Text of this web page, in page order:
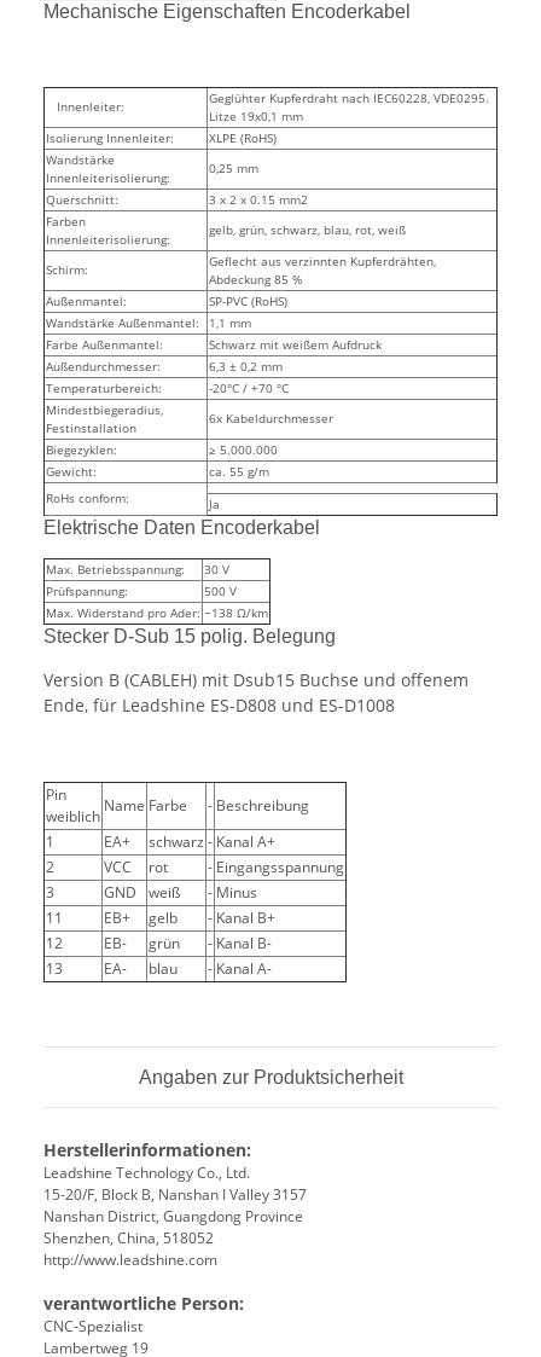
Mechanische Eigenschaften Encoderkabel
Innenleiter:
Geglühter Kupferdraht nach IEC60228, VDE0295.
Litze 19x0,1 mm
Isolierung Innenleiter:
XLPE (RoHS)
Wandstärke
Innenleiterisolierung:
0,25 mm
Querschnitt:
3 x 2 x 0.15 mm2
Farben
Innenleiterisolierung:
gelb, grün, schwarz, blau, rot, weiß
Schirm:
Geflecht aus verzinnten Kupferdrähten,
Abdeckung 85 %
Außenmantel:
SP-PVC (RoHS)
Wandstärke Außenmantel:
1,1 mm
Farbe Außenmantel:
Schwarz mit weißem Aufdruck
Außendurchmesser:
6,3 ± 0,2 mm
Temperaturbereich:
-20°C / +70 °C
Mindestbiegeradius,
Festinstallation
6x Kabeldurchmesser
Biegezyklen:
≥ 5.000.000
Gewicht:
ca. 55 g/m
RoHs conform:
Ja
Elektrische Daten Encoderkabel
Max. Betriebsspannung:
30 V
Prüfspannung:
500 V
Max. Widerstand pro Ader: ~138 Ω/km
Stecker D-Sub 15 polig. Belegung
Version B (CABLEH) mit Dsub15 Buchse und offenem
Ende, für Leadshine ES-D808 und ES-D1008
Pin
weiblich
Name Farbe - Beschreibung
1
EA+ schwarz - Kanal A+
2
VCC rot - Eingangsspannung
3
GND weiß - Minus
11
EB+ gelb - Kanal B+
12
EB- grün - Kanal B-
13
EA- blau - Kanal A-
Angaben zur Produktsicherheit
Herstellerinformationen:
Leadshine Technology Co., Ltd.
15-20/F, Block B, Nanshan I Valley 3157
Nanshan District, Guangdong Province
Shenzhen, China, 518052
http://www.leadshine.com
verantwortliche Person:
CNC-Spezialist
Lambertweg 19